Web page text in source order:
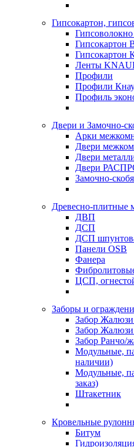
Гипсокартон,
Гипсокартон
Гипсокартон
Ленты
Профили
Профили
Профиль
Двери и Замочно-
Арки
Двери
Двери
Двери
Замочно-
Древесно-плитные
ДВП
ДСП
ДСП
Панели OSB
Фанера
ЦСП,
Заборы и
Забор
Забор Жалюзи
Забор Ранчо/
Модульные,
наличии)
Модульные,
заказ)
Штакетник
Кровельные
Битум